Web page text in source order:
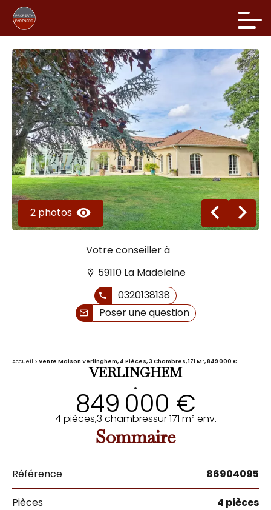
2 photos
Votre conseiller à
59110 La Madeleine
0320138138
Poser une question
Accueil Vente Maison Verlinghem, 4 Pièces, 3 Chambres, 171 M², 849 000 €
VERLINGHEM
•
849 000 €
4 pièces,3 chambressur 171 m² env.
Sommaire
Référence 86904095
Pièces 4 pièces